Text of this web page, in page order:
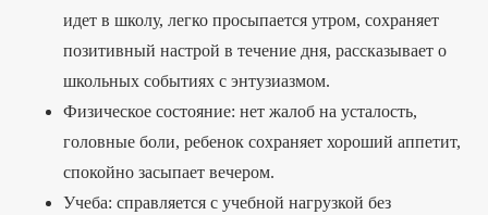
идет в школу, легко просыпается утром, сохраняет
позитивный настрой в течение дня, рассказывает о
школьных событиях с энтузиазмом.
Физическое состояние: нет жалоб на усталость,
головные боли, ребенок сохраняет хороший аппетит,
спокойно засыпает вечером.
Учеба: справляется с учебной нагрузкой без